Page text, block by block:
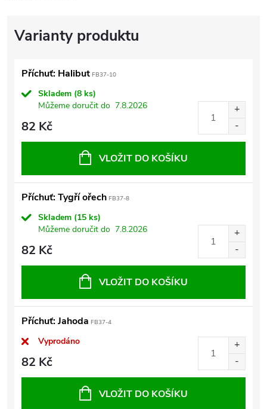
Příchuť: Halibut FB37-10
Skladem (8 ks)
Můžeme doručit do 7.8.2026
82 Kč
VLOŽIT DO KOŠÍKU
Příchuť: Tygří ořech FB37-8
Skladem (15 ks)
Můžeme doručit do 7.8.2026
82 Kč
VLOŽIT DO KOŠÍKU
Příchuť: Jahoda FB37-4
Vyprodáno
82 Kč
VLOŽIT DO KOŠÍKU